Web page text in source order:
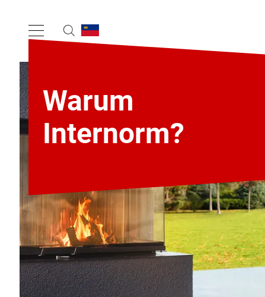
Warum
Internorm?